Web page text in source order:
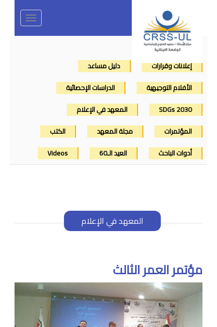
Toggle
navigation
إعلانات وقرارات
دليل مساعد
الأفلام التوجيهية
الدراسات الإحصائية
SDGs 2030
المعهد في الإعلام
المؤتمرات
مجلة المعهد
الكتب
أدوات الباحث
العيد الـ60 Videos
المعهد في الإعلام
مؤتمر العمر الثالث